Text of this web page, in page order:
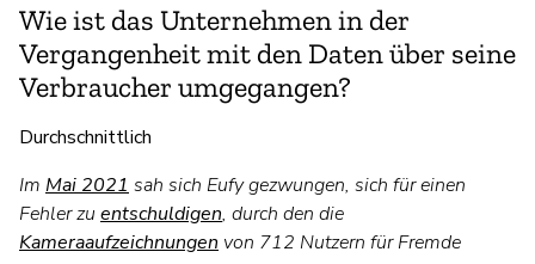
Wie ist das Unternehmen in der
Vergangenheit mit den Daten über seine
Verbraucher umgegangen?
Durchschnittlich
Im Mai 2021 sah sich Eufy gezwungen, sich für einen
Fehler zu entschuldigen, durch den die
Kameraaufzeichnungen von 712 Nutzern für Fremde